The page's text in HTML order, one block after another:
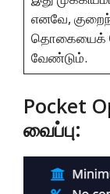
எனவே,
தொகையைக்
வேண்டும்.
Pocket
வைப்பு: